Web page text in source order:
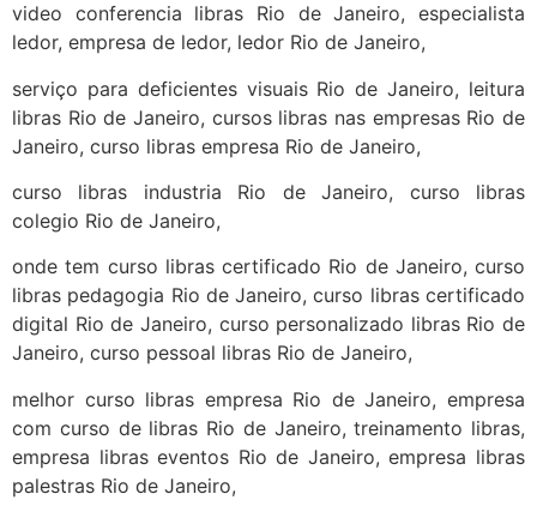
video conferencia libras Rio de Janeiro, especialista
ledor, empresa de ledor, ledor Rio de Janeiro,
serviço para deficientes visuais Rio de Janeiro, leitura
libras Rio de Janeiro, cursos libras nas empresas Rio de
Janeiro, curso libras empresa Rio de Janeiro,
curso libras industria Rio de Janeiro, curso libras
colegio Rio de Janeiro,
onde tem curso libras certificado Rio de Janeiro, curso
libras pedagogia Rio de Janeiro, curso libras certificado
digital Rio de Janeiro, curso personalizado libras Rio de
Janeiro, curso pessoal libras Rio de Janeiro,
melhor curso libras empresa Rio de Janeiro, empresa
com curso de libras Rio de Janeiro, treinamento libras,
empresa libras eventos Rio de Janeiro, empresa libras
palestras Rio de Janeiro,